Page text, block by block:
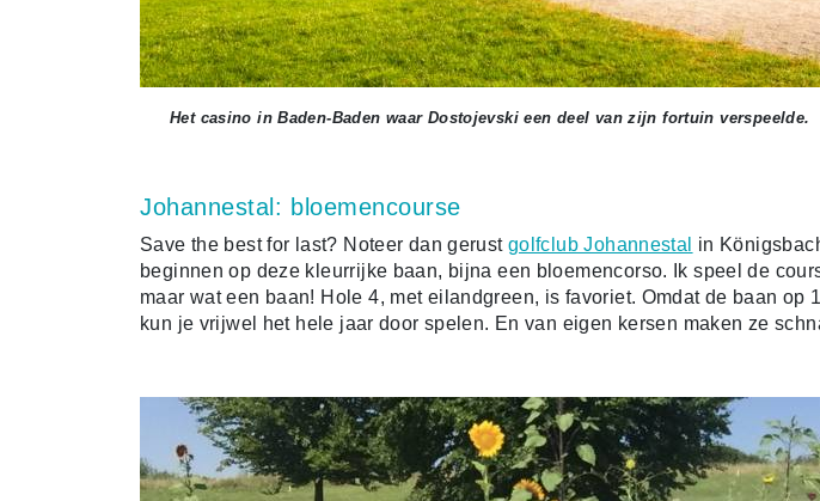
Het casino in Baden-Baden waar Dostojevski een deel van zijn fortuin verspeelde.
Johannestal: bloemencourse
Save the best for last? Noteer dan gerust golfclub Johannestal
in
beginnen op deze kleurrijke baan, bijna een bloemencorso. Ik speel de
maar wat een baan! Hole 4, met eilandgreen, is favoriet. Omdat de baan op
kun je vrijwel het hele jaar door spelen. En van eigen kersen maken ze